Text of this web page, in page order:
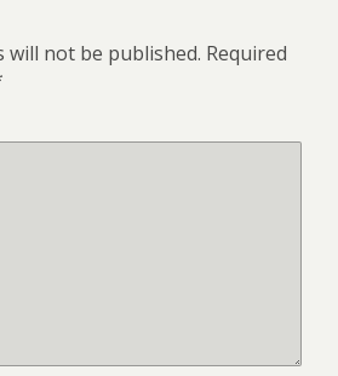
will not be published. Required